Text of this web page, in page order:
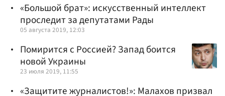
«Большой брат»: искусственный интеллект
проследит за депутатами Рады
05 августа 2019, 12:03
Помирится с Россией? Запад боится
новой Украины
23 июля 2019, 11:55
«Защитите журналистов!»: Малахов призвал